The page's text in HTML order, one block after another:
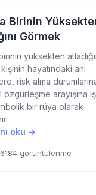
Birinin
Görmek
yüksekten
hayatındaki ani
risk alma
özgürleşme arayışına
bir rüya olarak
oku →
184 görüntülenme